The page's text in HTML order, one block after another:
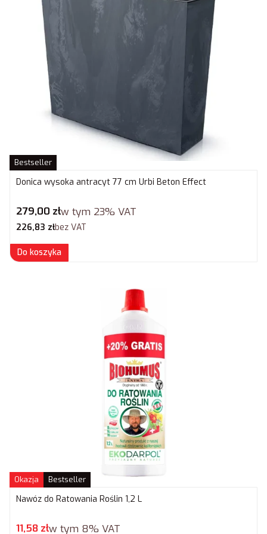
Bestseller
Donica wysoka antracyt 77 cm Urbi Beton Effect
Cena brutto
279,00 złw tym 23% VAT
Cena netto
226,83 złbez VAT
Do koszyka
Okazja Bestseller
Nawóz do Ratowania Roślin 1,2 L
Cena promocyjna brutto
11,58 złw tym 8% VAT